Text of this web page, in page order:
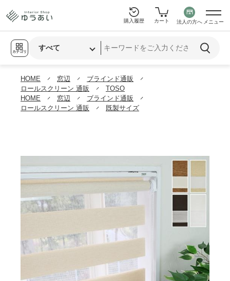
カテゴリ
購入履歴 カート 法人の方へ メニュー
HOME 窓辺
ブラインド通販
ロールスクリーン 通販
TOSO
HOME
窓辺
ブラインド通販
ロールスクリーン 通販
既製サイズ